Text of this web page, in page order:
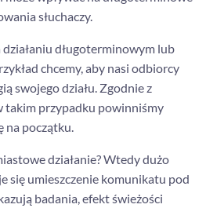
słuchaczy.
działaniu długoterminowym lub
chcemy, aby nasi odbiorcy
swojego działu. Zgodnie z
takim przypadku powinniśmy
na początku.
działanie? Wtedy dużo
się umieszczenie komunikatu pod
badania, efekt świeżości